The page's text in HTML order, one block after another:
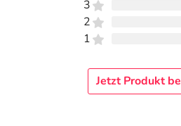
3
2
1
Jetzt Produkt